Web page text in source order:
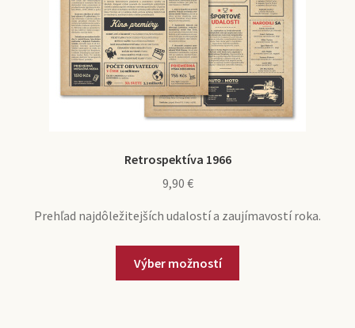
Retrospektíva 1966
9,90 €
Prehľad najdôležitejších udalostí a zaujímavostí roka.
Výber možností